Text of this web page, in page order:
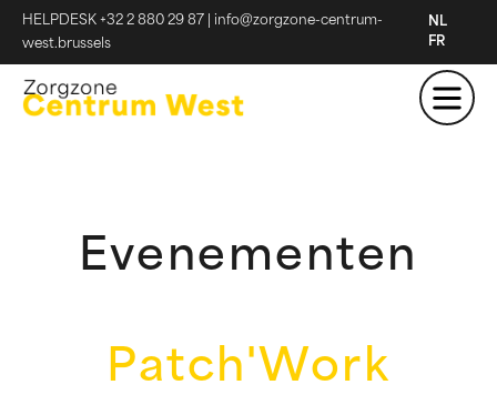
HELPDESK +32 2 880 29 87
info@zorgzone-centrum-
west.brussels
NL
FR
Evenementen
Patch'Work